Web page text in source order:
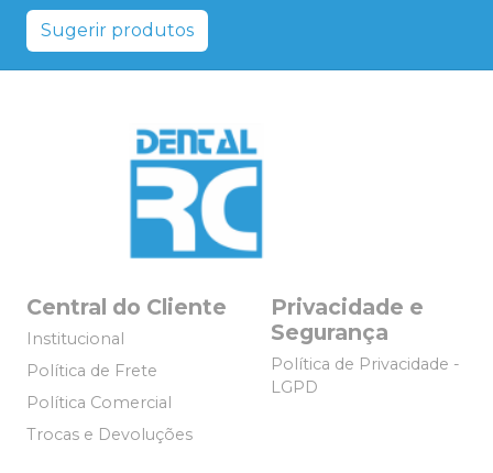
Sugerir produtos
Central do Cliente
Institucional
Política de Frete
Política Comercial
Trocas e Devoluções
Privacidade e
Segurança
Política de Privacidade -
LGPD